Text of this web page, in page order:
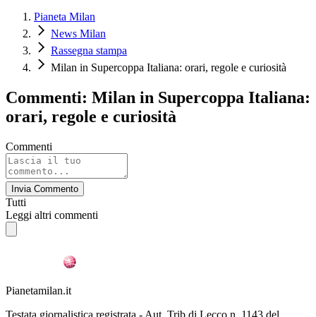
Pianeta Milan
News Milan
Rassegna stampa
Milan in Supercoppa Italiana: orari, regole e curiosità
Commenti: Milan in Supercoppa Italiana:
orari, regole e curiosità
Commenti
Invia Commento
Tutti
Leggi altri commenti
Pianetamilan.it
Testata giornalistica registrata - Aut. Trib.di Lecco n. 1143 del